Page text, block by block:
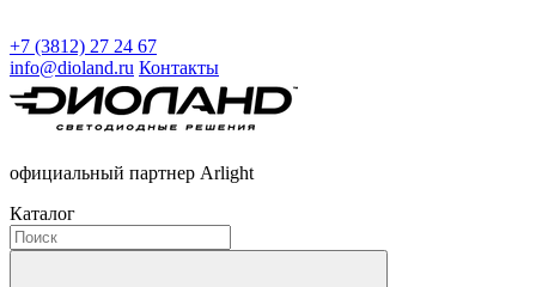
+7 (3812) 27 24 67
info@dioland.ru Контакты
официальный партнер Arlight
Каталог